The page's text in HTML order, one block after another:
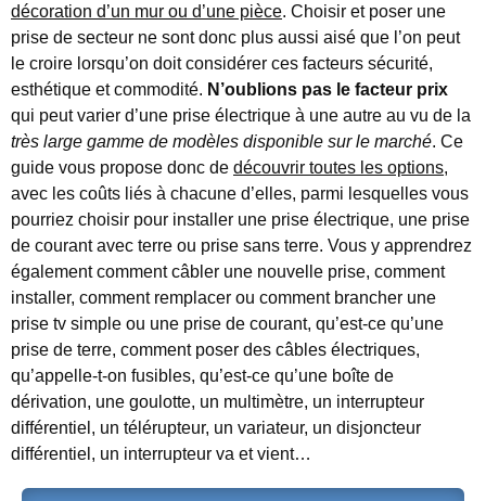
décoration d’un mur ou d’une pièce. Choisir et poser une
prise de secteur ne sont donc plus aussi aisé que l’on peut
le croire lorsqu’on doit considérer ces facteurs sécurité,
esthétique et commodité. N’oublions pas le facteur prix
qui peut varier d’une prise électrique à une autre au vu de la
très large gamme de modèles disponible sur le marché. Ce
guide vous propose donc de découvrir toutes les options,
avec les coûts liés à chacune d’elles, parmi lesquelles vous
pourriez choisir pour installer une prise électrique, une prise
de courant avec terre ou prise sans terre. Vous y apprendrez
également comment câbler une nouvelle prise, comment
installer, comment remplacer ou comment brancher une
prise tv simple ou une prise de courant, qu’est-ce qu’une
prise de terre, comment poser des câbles électriques,
qu’appelle-t-on fusibles, qu’est-ce qu’une boîte de
dérivation, une goulotte, un multimètre, un interrupteur
différentiel, un télérupteur, un variateur, un disjoncteur
différentiel, un interrupteur va et vient…